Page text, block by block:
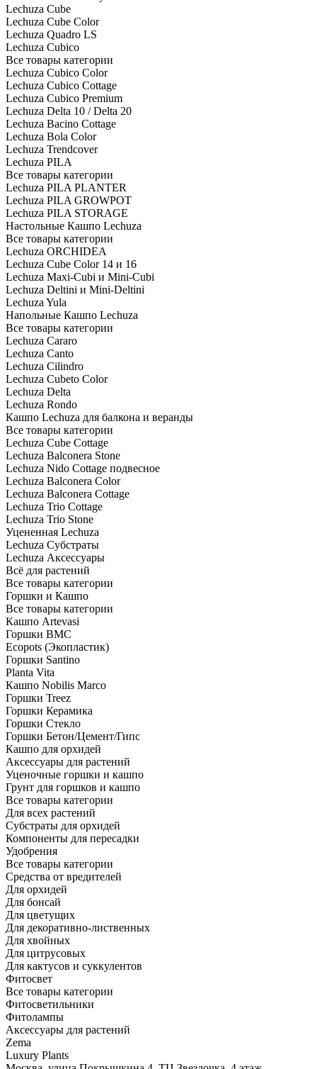
Lechuza Cube
Lechuza Cube Color
Lechuza Quadro LS
Lechuza Cubico
Все товары категории
Lechuza Cubico Color
Lechuza Cubico Cottage
Lechuza Cubico Premium
Lechuza Delta 10 / Delta 20
Lechuza Bacino Cottage
Lechuza Bola Color
Lechuza Trendcover
Lechuza PILA
Все товары категории
Lechuza PILA PLANTER
Lechuza PILA GROWPOT
Lechuza PILA STORAGE
Настольные Кашпо Lechuza
Все товары категории
Lechuza ORCHIDEA
Lechuza Cube Color 14 и 16
Lechuza Maxi-Cubi и Mini-Cubi
Lechuza Deltini и Mini-Deltini
Lechuza Yula
Напольные Кашпо Lechuza
Все товары категории
Lechuza Cararo
Lechuza Canto
Lechuza Cilindro
Lechuza Cubeto Color
Lechuza Delta
Lechuza Rondo
Кашпо Lechuza для балкона и веранды
Все товары категории
Lechuza Cube Cottage
Lechuza Balconera Stone
Lechuza Nido Cottage подвесное
Lechuza Balconera Color
Lechuza Balconera Cottage
Lechuza Trio Cottage
Lechuza Trio Stone
Уцененная Lechuza
Lechuza Субстраты
Lechuza Аксессуары
Всё для растений
Все товары категории
Горшки и Кашпо
Все товары категории
Кашпо Artevasi
Горшки BMC
Ecopots (Экопластик)
Горшки Santino
Planta Vita
Кашпо Nobilis Marco
Горшки Treez
Горшки Керамика
Горшки Стекло
Горшки Бетон/Цемент/Гипс
Кашпо для орхидей
Аксессуары для растений
Уценочные горшки и кашпо
Грунт для горшков и кашпо
Все товары категории
Для всех растений
Субстраты для орхидей
Компоненты для пересадки
Удобрения
Все товары категории
Средства от вредителей
Для орхидей
Для бонсай
Для цветущих
Для декоративно-лиственных
Для хвойных
Для цитрусовых
Для кактусов и суккулентов
Фитосвет
Все товары категории
Фитосветильники
Фитолампы
Аксессуары для растений
Zema
Luxury Plants